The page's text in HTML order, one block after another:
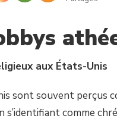
aux États-Unis
sont souvent perçus
s’identifiant comme